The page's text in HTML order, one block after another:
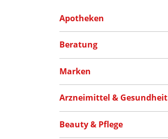
Apotheken
Beratung
Marken
Arzneimittel & Gesundheit
Beauty & Pflege